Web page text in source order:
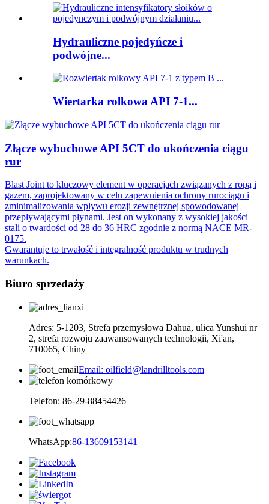
Hydrauliczne pojedyńcze i
podwójne...
Wiertarka rolkowa API 7-1...
Złącze wybuchowe API 5CT do ukończenia ciągu
rur
Blast Joint to kluczowy element w operacjach związanych z ropą i
gazem, zaprojektowany w celu zapewnienia ochrony rurociągu i
zminimalizowania wpływu erozji zewnętrznej spowodowanej
przepływającymi płynami. Jest on wykonany z wysokiej jakości
stali o twardości od 28 do 36 HRC zgodnie z normą NACE MR-
0175.
Gwarantuje to trwałość i integralność produktu w trudnych
warunkach.
Biuro sprzedaży
Adres: 5-1203, Strefa przemysłowa Dahua, ulica Yunshui nr
2, strefa rozwoju zaawansowanych technologii, Xi'an,
710065, Chiny
Email: oilfield@landrilltools.com
Telefon: 86-29-88454426
WhatsApp:86-13609153141